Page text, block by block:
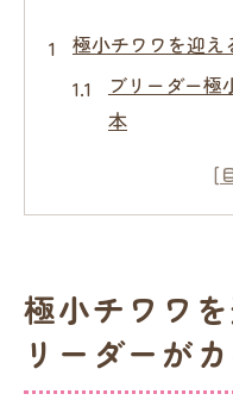
極小チワワを迎え
ブリーダー極
本
極小チワワ
チワワ極小ブ
信頼できるブ
バイス
極小チワワ
リーダーが